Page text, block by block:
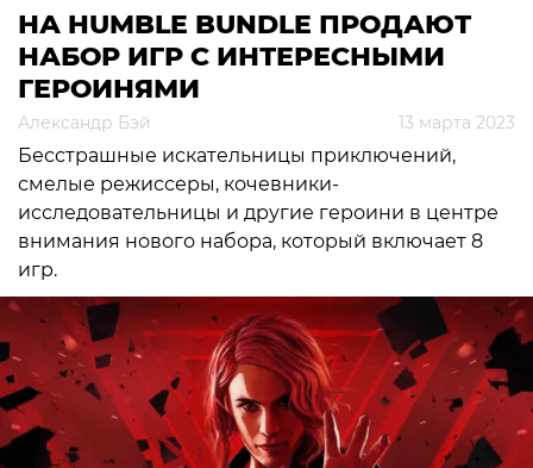
НА HUMBLE BUNDLE ПРОДАЮТ
НАБОР ИГР С ИНТЕРЕСНЫМИ
ГЕРОИНЯМИ
Александр Бэй 13 марта 2023
Бесстрашные искательницы приключений,
смелые режиссеры, кочевники-
исследовательницы и другие героини в центре
внимания нового набора, который включает 8
игр.